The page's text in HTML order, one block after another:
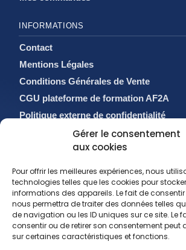
Gérer le consentement
aux cookies
Pour offrir les meilleures expériences, nous
technologies telles que les cookies pour
informations des appareils. Le fait de
nous permettra de traiter des données telles
de navigation ou les ID uniques sur ce site. Le
consentir ou de retirer son consentement peut
sur certaines caractéristiques et fonctions.
INFORMATIONS
Contact
Mentions Légales
Conditions Générales de Vente
CGU plateforme de formation AF2A
Politique externe de confidentialité
Politique de cookies (EU)